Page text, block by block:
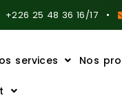
+226 25 48 36 16/17
services Nos